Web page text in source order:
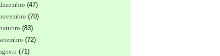
(47)
(70)
(83)
(72)
(71)